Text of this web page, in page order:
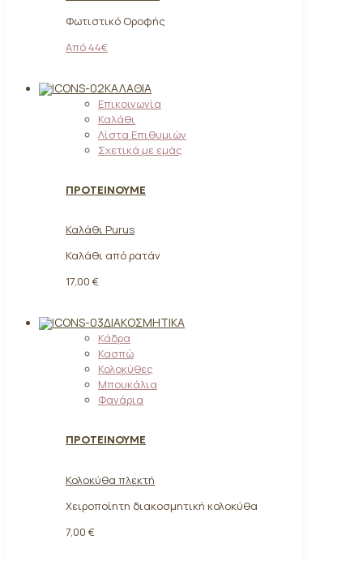
Φωτιστικό Οροφής
Από 44€
ΚΑΛΆΘΙΑ
Επικοινωνία
Καλάθι
Λίστα Επιθυμιών
Σχετικά με εμάς
ΠΡΟΤΕΙΝΟΥΜΕ
Καλάθι Purus
Καλάθι από ρατάν
17,00 €
ΔΙΑΚΟΣΜΗΤΙΚΆ
Κάδρα
Κασπώ
Κολοκύθες
Μπουκάλια
Φανάρια
ΠΡΟΤΕΙΝΟΥΜΕ
Κολοκύθα πλεκτή
Χειροποίητη διακοσμητική κολοκύθα
7,00 €